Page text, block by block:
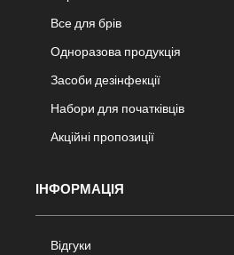
Все для брів
Одноразова продукція
Засоби дезінфекції
Набори для початківців
Акційні пропозиції
ІНФОРМАЦІЯ
Відгуки